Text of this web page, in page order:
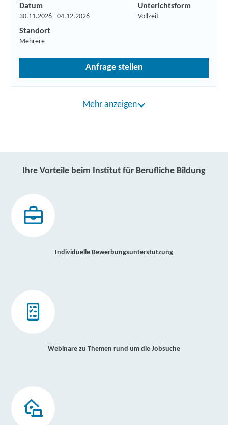
Datum
30.11.2026 - 04.12.2026
Unterichtsform
Vollzeit
Standort
Mehrere
Anfrage stellen
Mehr anzeigen
Ihre Vorteile beim Institut für Berufliche Bildung
Individuelle Bewerbungsunterstützung
Webinare zu Themen rund um die Jobsuche